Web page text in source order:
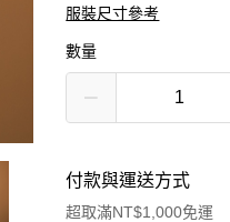
服裝尺寸參考
數量
付款與運送方式
超取滿NT$1,000免運